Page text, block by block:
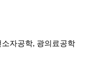
자공학, 광의료공학